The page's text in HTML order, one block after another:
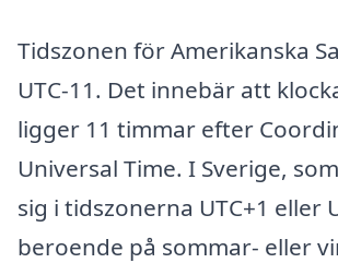
Tidszonen för Amerikanska
UTC-11. Det innebär att
ligger 11 timmar efter
Universal Time. I Sverige,
sig i tidszonerna UTC+1 eller
beroende på sommar- eller